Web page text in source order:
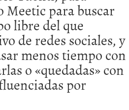
opción para gestionar tus
financiera: cómo anticiparte
3 de octubre de 2025
para buscar
libre del que
de redes sociales, y
menos tiempo con
o «quedadas» con
por